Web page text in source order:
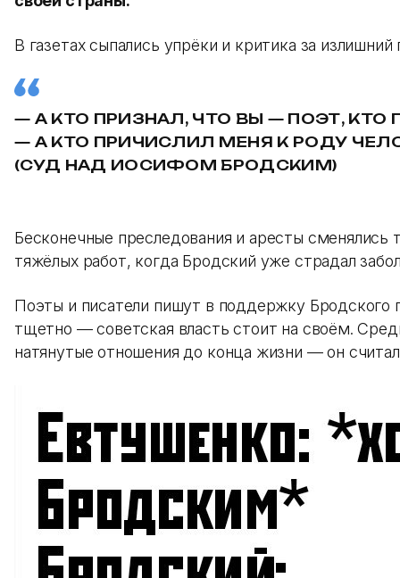
В газетах сыпались упрёки и критика за
— А КТО ПРИЗНАЛ, ЧТО ВЫ — ПОЭТ, КТО
— А КТО ПРИЧИСЛИЛ МЕНЯ К РОДУ
(СУД НАД ИОСИФОМ БРОДСКИМ)
Бесконечные преследования и аресты
тяжёлых работ, когда Бродский уже страдал
Поэты и писатели пишут в поддержку Бродского
тщетно — советская власть стоит на своём.
натянутые отношения до конца жизни — он